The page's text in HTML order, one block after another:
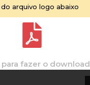
arquivo logo abaixo
fazer o download